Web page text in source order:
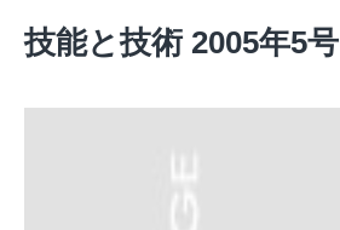
技能と技術 2005年5号